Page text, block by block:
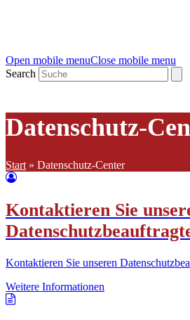
Open mobile menuClose mobile menu
Search
Datenschutz-
Start » Datenschutz-Center
Kontaktieren Sie
Kontaktieren Sie unseren
Weitere Informationen